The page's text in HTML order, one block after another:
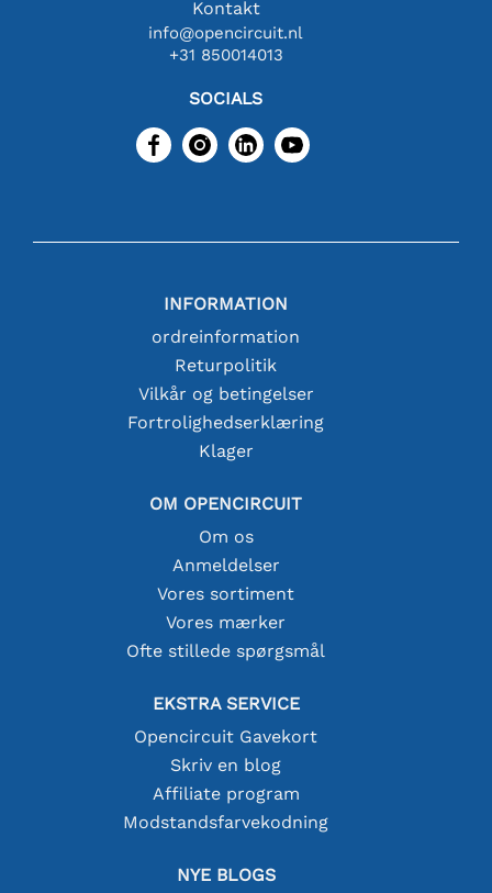
Kontakt
info@opencircuit.nl
+31 850014013
SOCIALS
INFORMATION
ordreinformation
Returpolitik
Vilkår og betingelser
Fortrolighedserklæring
Klager
OM OPENCIRCUIT
Om os
Anmeldelser
Vores sortiment
Vores mærker
Ofte stillede spørgsmål
EKSTRA SERVICE
Opencircuit Gavekort
Skriv en blog
Affiliate program
Modstandsfarvekodning
NYE BLOGS